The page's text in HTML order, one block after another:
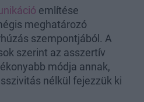
említése
meghatározó
szempontjából. A
szerint az asszertív
módja annak,
nélkül fejezzük ki